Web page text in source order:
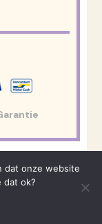
dat onze website
dat ok?